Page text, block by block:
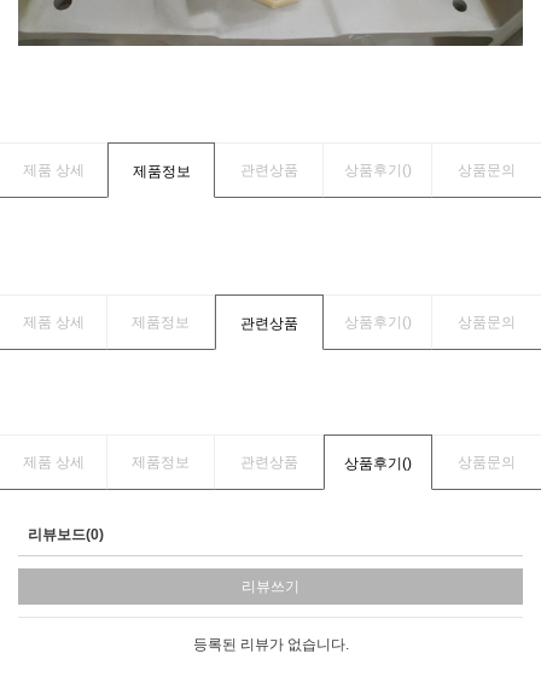
제품 상세 제품정보 관련상품 상품후기() 상품문의
제품 상세 제품정보 관련상품 상품후기() 상품문의
제품 상세 제품정보 관련상품 상품후기() 상품문의
리뷰보드(0)
리뷰쓰기
등록된 리뷰가 없습니다.